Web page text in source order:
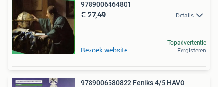
9789006464801
€ 27,49 Details
Bezoek website
Topadvertentie
Eergisteren
9789006580822 Feniks 4/5 HAVO